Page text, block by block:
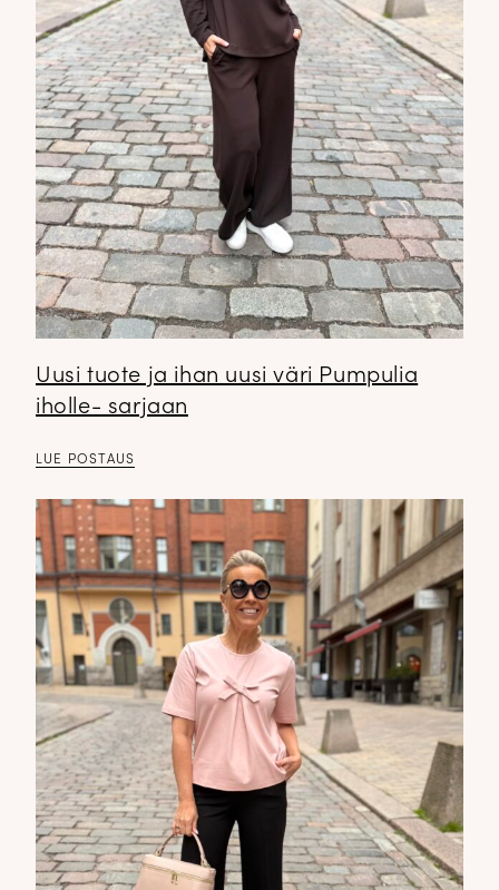
Uusi tuote ja ihan uusi väri Pumpulia
iholle- sarjaan
LUE POSTAUS